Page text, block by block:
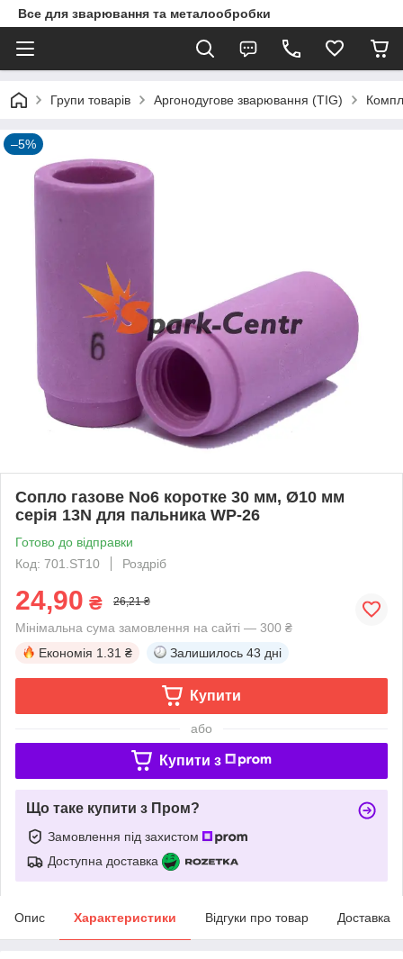
Все для зварювання та металообробки
Групи товарів Аргонодугове зварювання (TIG)
–5%
Сопло газове No6 коротке 30 мм, Ø10 мм
серія 13N для пальника WP-26
Готово до відправки
Код: 701.ST10
Роздріб
24,90 ₴ 26,21 ₴
Мінімальна сума замовлення на сайті — 300 ₴
Економія 1.31 ₴ Залишилось 43 дні
Купити
або
Купити з
Що таке купити з Пром?
Замовлення під захистом
Доступна доставка
Опис Характеристики Відгуки про товар Доставка